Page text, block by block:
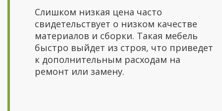
Слишком низкая цена часто
свидетельствует о низком качестве
материалов и сборки. Такая мебель
быстро выйдет из строя, что приведет
к дополнительным расходам на
ремонт или замену.